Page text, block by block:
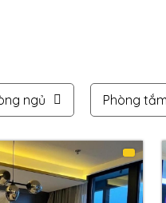
ngủ Phòng tắm